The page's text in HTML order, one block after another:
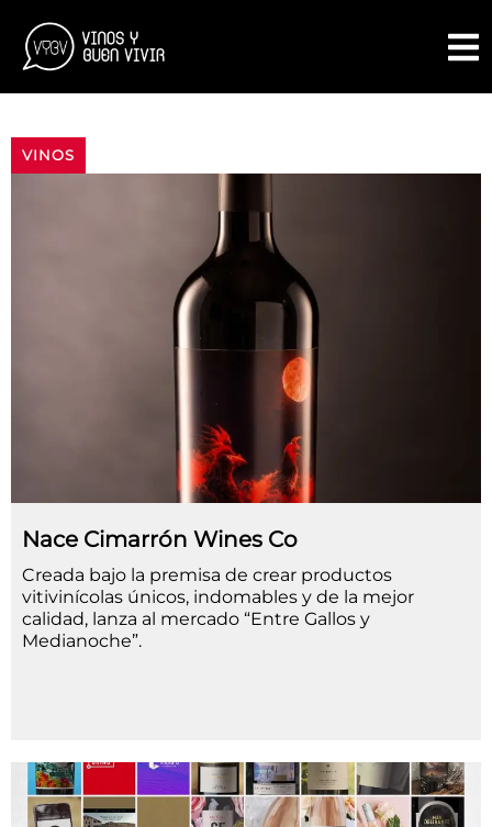
VINOS
Nace Cimarrón Wines Co
Creada bajo la premisa de crear productos
vitivinícolas únicos, indomables y de la mejor
calidad, lanza al mercado “Entre Gallos y
Medianoche”.